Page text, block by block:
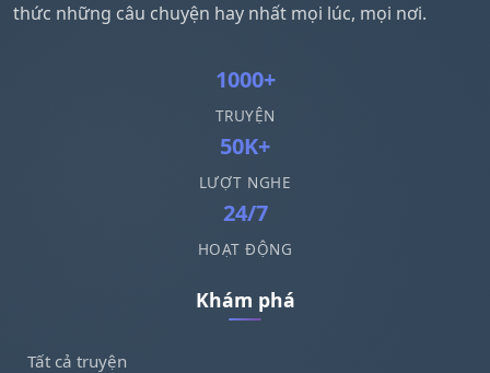
thức những câu chuyện hay nhất mọi lúc, mọi nơi.
1000+
TRUYỆN
50K+
LƯỢT NGHE
24/7
HOẠT ĐỘNG
Khám phá
Tất cả truyện